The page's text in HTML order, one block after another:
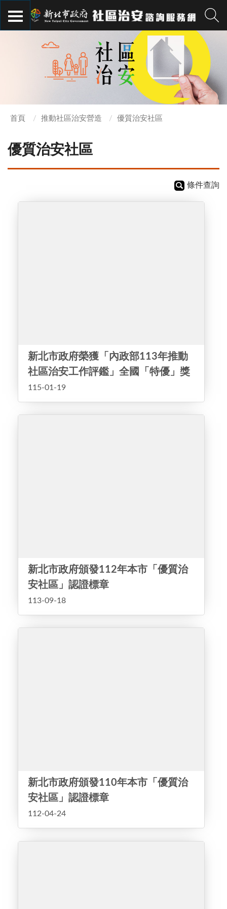
首頁 推動社區治安營造 優質治安社區
優質治安社區
條件查詢
新北市政府榮獲「內政部113年推動
社區治安工作評鑑」全國「特優」獎
項，連續8年獲此獎項，成績卓著
115-01-19
新北市政府頒發112年本市「優質治
安社區」認證標章
113-09-18
新北市政府頒發110年本市「優質治
安社區」認證標章
112-04-24